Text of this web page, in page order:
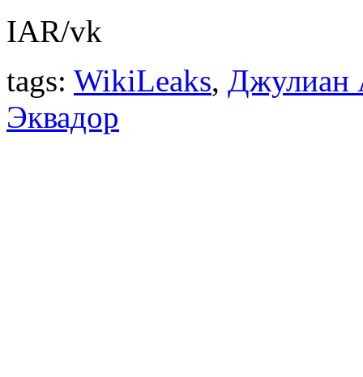
IAR/vk
tags: WikiLeaks, Джулиан
Эквадор